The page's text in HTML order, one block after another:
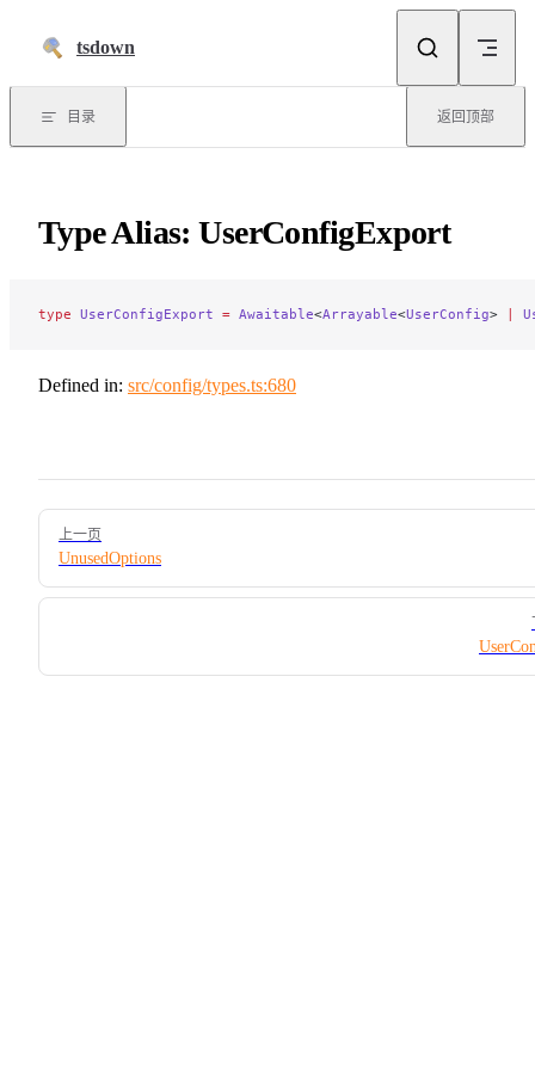
tsdown
目录 返回顶部
Type Alias: UserConfigExport
type UserConfigExport = Awaitable<Arrayable<UserConfig> |
Defined in: src/config/types.ts:680
Pager
上一页
UnusedOptions